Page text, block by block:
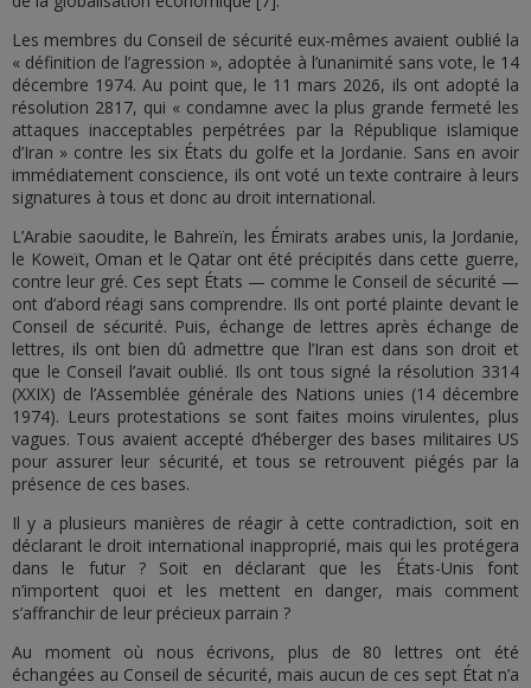
Les membres du Conseil de sécurité eux-mêmes avaient oublié la
« définition de l’agression », adoptée à l’unanimité sans vote, le 14
décembre 1974. Au point que, le 11 mars 2026, ils ont adopté la
résolution 2817, qui « condamne avec la plus grande fermeté les
attaques inacceptables perpétrées par la République islamique
d’Iran » contre les six États du golfe et la Jordanie. Sans en avoir
immédiatement conscience, ils ont voté un texte contraire à leurs
signatures à tous et donc au droit international.
L’Arabie saoudite, le Bahreïn, les Émirats arabes unis, la Jordanie,
le Koweït, Oman et le Qatar ont été précipités dans cette guerre,
contre leur gré. Ces sept États — comme le Conseil de sécurité —
ont d’abord réagi sans comprendre. Ils ont porté plainte devant le
Conseil de sécurité. Puis, échange de lettres après échange de
lettres, ils ont bien dû admettre que l’Iran est dans son droit et
que le Conseil l’avait oublié. Ils ont tous signé la résolution 3314
(XXIX) de l’Assemblée générale des Nations unies (14 décembre
1974). Leurs protestations se sont faites moins virulentes, plus
vagues. Tous avaient accepté d’héberger des bases militaires US
pour assurer leur sécurité, et tous se retrouvent piégés par la
présence de ces bases.
Il y a plusieurs manières de réagir à cette contradiction, soit en
déclarant le droit international inapproprié, mais qui les protégera
dans le futur ? Soit en déclarant que les États-Unis font
n’importent quoi et les mettent en danger, mais comment
s’affranchir de leur précieux parrain ?
Au moment où nous écrivons, plus de 80 lettres ont été
échangées au Conseil de sécurité, mais aucun de ces sept État n’a